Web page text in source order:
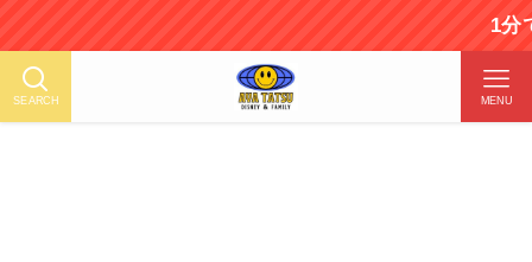
1分で読める！ディ
SEARCH MENU